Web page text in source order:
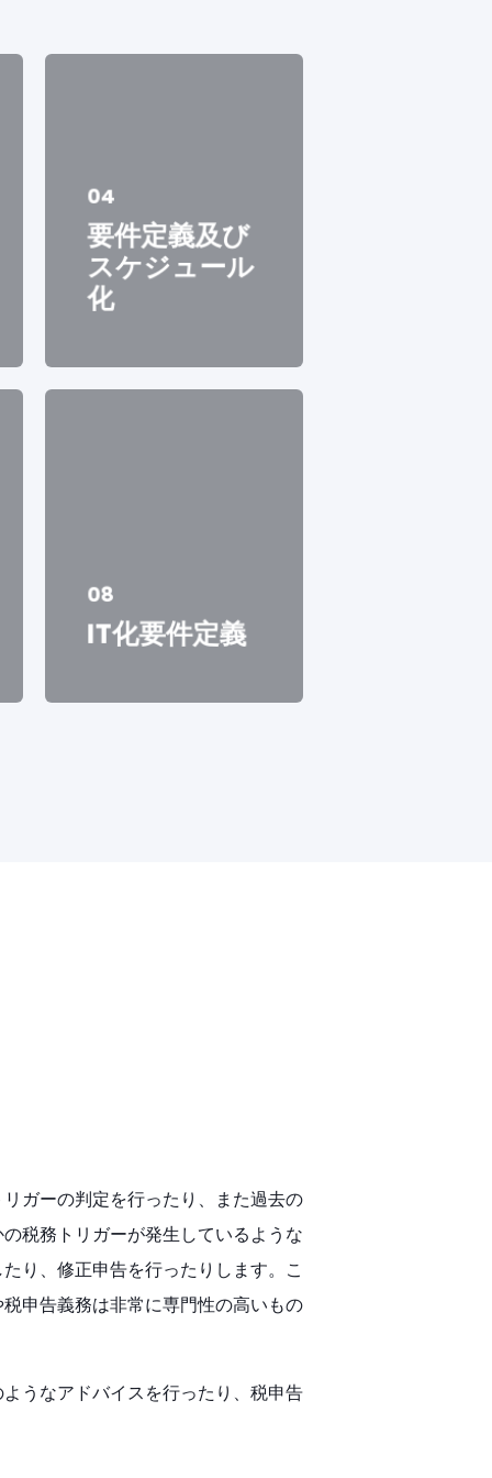
04
要件定義及び
スケジュール
化
08
IT化要件定義
ガーの判定を行ったり、また過去の
税務トリガーが発生しているような
り、修正申告を行ったりします。こ
申告義務は非常に専門性の高いもの
うなアドバイスを行ったり、税申告